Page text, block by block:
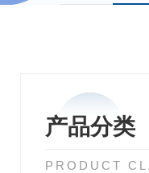
产品分类
PRODUCT